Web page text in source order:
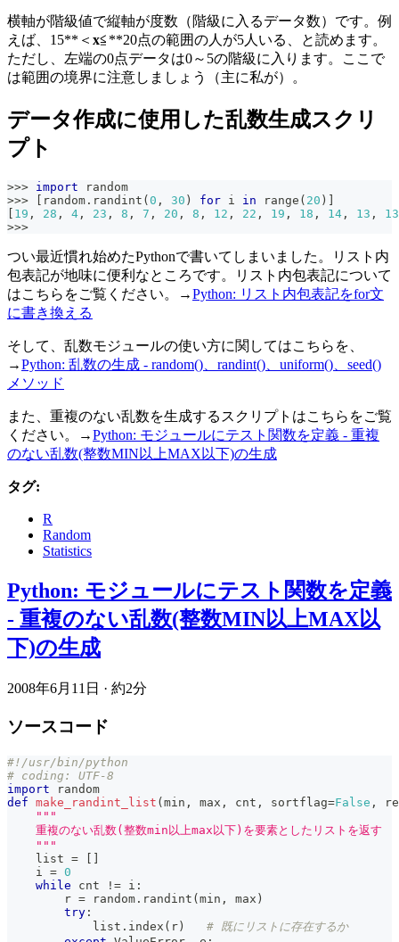
横軸が階級値で縦軸が度数（階級に入るデータ数）です。例
えば、15**＜ x≦**20点の範囲の人が5人いる、と読めます。
ただし、左端の0点データは0～5の階級に入ります。ここで
は範囲の境界に注意しましょう（主に私が）。
データ作成に使用した乱数生成スクリ
プト
>>> import random
>>> [ random . randint (0 , 30 ) for i in range ( 20 ) ]
[ 19 , 28 , 4 , 23 , 8 , 7 , 20 , 8 , 12 , 22 , 19 , 18 , 14 , 13 ,
13
>>>
つい最近慣れ始めたPythonで書いてしまいました。リスト内
包表記が地味に便利なところです。リスト内包表記について
はこちらをご覧ください。→Python: リスト内包表記をfor文
に書き換える
そして、乱数モジュールの使い方に関してはこちらを、
→Python: 乱数の生成 - random()、randint()、uniform()、seed()
メソッド
また、重複のない乱数を生成するスクリプトはこちらをご覧
ください。→Python: モジュールにテスト関数を定義 - 重複
のない乱数(整数MIN以上MAX以下)の生成
タグ:
R
Random
Statistics
Python: モジュールにテスト関数を定義
- 重複のない乱数(整数MIN以上MAX以
下)の生成
2008年6月11日 · 約2分
ソースコード
#!/usr/bin/python
# coding: UTF-8
import random
def make_randint_list ( min , max , cnt , sortflag=False ,
"""
    重複のない乱数(整数min以上max以下)を要素としたリストを返す
    """
list =
    i
= 0
while cnt != i :
        r
= random . randint ( min , max )
try :
list . index ( r )
# 既にリストに存在するか